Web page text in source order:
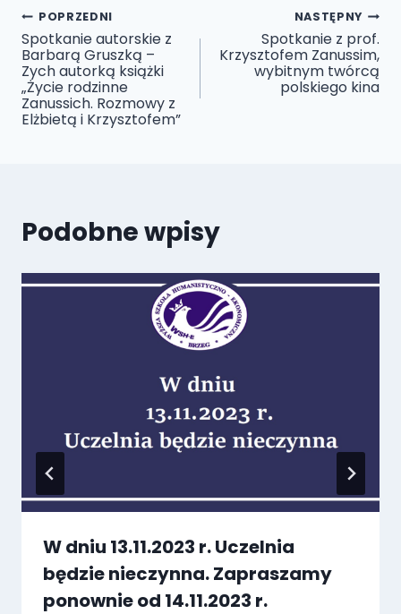
Nawigacja
wpisu
POPRZEDNI
Spotkanie autorskie z
Barbarą Gruszką –
Zych autorką książki
„Życie rodzinne
Zanussich. Rozmowy z
Elżbietą i Krzysztofem”
NASTĘPNY
Spotkanie z prof.
Krzysztofem Zanussim,
wybitnym twórcą
polskiego kina
Podobne wpisy
W dniu 13.11.2023 r. Uczelnia
będzie nieczynna. Zapraszamy
ponownie od 14.11.2023 r.